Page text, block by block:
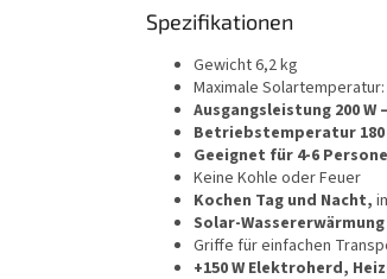
Spezifikationen
Gewicht 6,2 kg
Maximale Solartemperatur:
Ausgangsleistung 200 W
Betriebstemperatur 180
Geeignet für 4-6
Keine Kohle oder Feuer
Kochen Tag und Nacht,
Solar-Wassererwärmung
Griffe für einfachen
+150 W Elektroherd,